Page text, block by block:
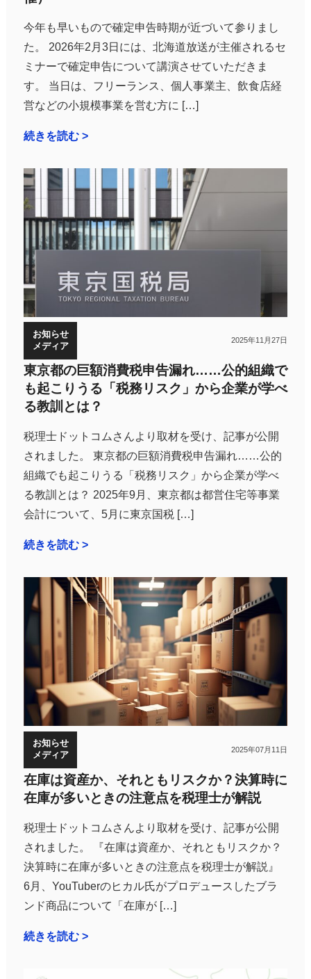
今年も早いもので確定申告時期が近づいて参りまし
た。 2026年2月3日には、北海道放送が主催されるセ
ミナーで確定申告について講演させていただきま
す。 当日は、フリーランス、個人事業主、飲食店経
営などの小規模事業を営む方に […]
続きを読む >
お知らせ
メディア
2025年11月27日
東京都の巨額消費税申告漏れ……公的組織で
も起こりうる「税務リスク」から企業が学べ
る教訓とは？
税理士ドットコムさんより取材を受け、記事が公開
されました。 東京都の巨額消費税申告漏れ……公的
組織でも起こりうる「税務リスク」から企業が学べ
る教訓とは？ 2025年9月、東京都は都営住宅等事業
会計について、5月に東京国税 […]
続きを読む >
お知らせ
メディア
2025年07月11日
在庫は資産か、それともリスクか？決算時に
在庫が多いときの注意点を税理士が解説
税理士ドットコムさんより取材を受け、記事が公開
されました。 『在庫は資産か、それともリスクか？
決算時に在庫が多いときの注意点を税理士が解説』
6月、YouTuberのヒカル氏がプロデュースしたブラ
ンド商品について「在庫が […]
続きを読む >